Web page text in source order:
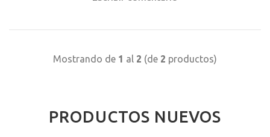
Mostrando de 1 al 2 (de 2 productos)
PRODUCTOS NUEVOS